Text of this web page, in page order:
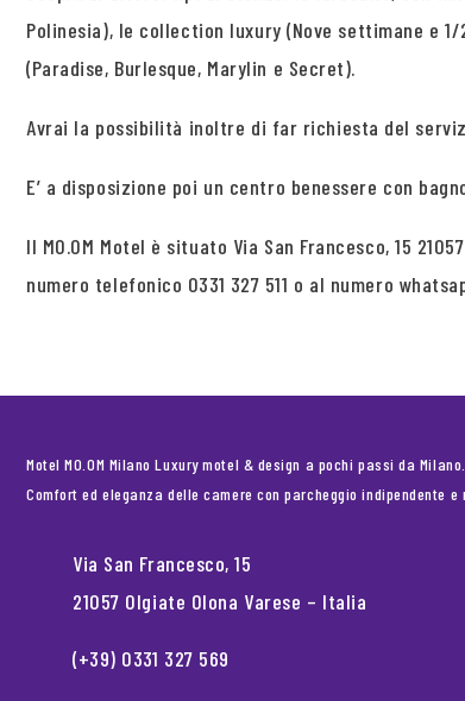
Polinesia), le collection luxury (Nove settimane e
(Paradise, Burlesque, Marylin e Secret).
Avrai la possibilità inoltre di far richiesta del
E’ a disposizione poi un centro benessere con
Il MO.OM Motel è situato Via San Francesco, 15
numero telefonico 0331 327 511 o al numero
Motel MO.OM Milano Luxury motel & design a pochi passi da Milano.
Comfort ed eleganza delle camere con parcheggio indipendente e
Via San Francesco, 15
21057 Olgiate Olona Varese – Italia
(+39) 0331 327 569